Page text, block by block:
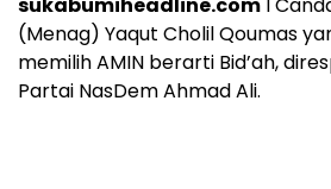
sukabumiheadline.com l
(Menag) Yaqut Cholil Qoumas
memilih AMIN berarti Bid’ah,
Partai NasDem Ahmad Ali.